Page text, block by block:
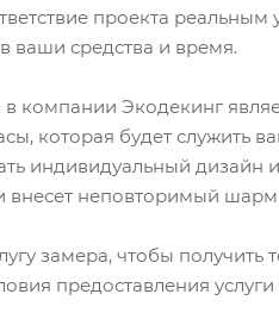
проекта
ваши средства и время.
в компании Экодекинг
которая будет служить
индивидуальный дизайн
внесет неповторимый
замера, чтобы
предоставления